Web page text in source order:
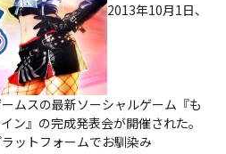
2013年10月1日、
ムスの最新ソーシャルゲーム『も
ン』の完成発表会が開催された。
ットフォームでお馴染み